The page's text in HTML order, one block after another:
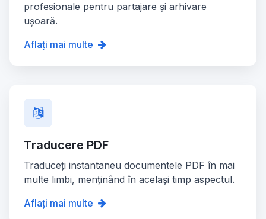
profesionale pentru partajare și arhivare
ușoară.
Aflați mai multe
Traducere PDF
Traduceți instantaneu documentele PDF în mai
multe limbi, menținând în același timp aspectul.
Aflați mai multe